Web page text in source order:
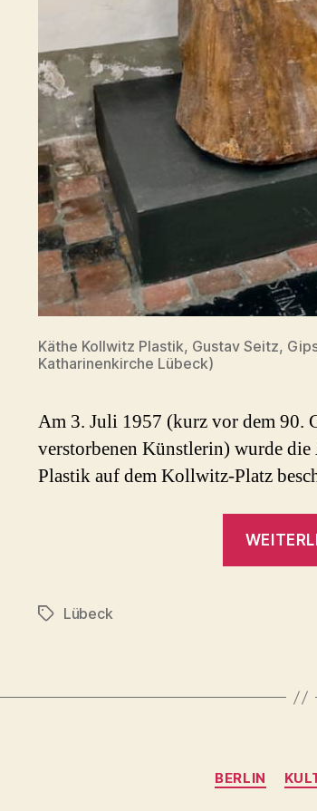
Käthe Kollwitz Plastik, Gustav Seitz,
Katharinenkirche Lübeck)
Am 3. Juli 1957 (kurz vor dem 90.
verstorbenen Künstlerin) wurde
Plastik auf dem Kollwitz-Platz
Schlagwörter
Lübeck
BERLIN